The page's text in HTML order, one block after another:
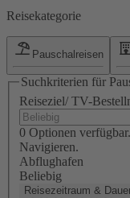
Reisekategorie
Pauschalreisen
Suchkriterien für
Reiseziel/ TV-
0 Optionen
Navigieren.
Abflughafen
Beliebig
Reisezeitraum &